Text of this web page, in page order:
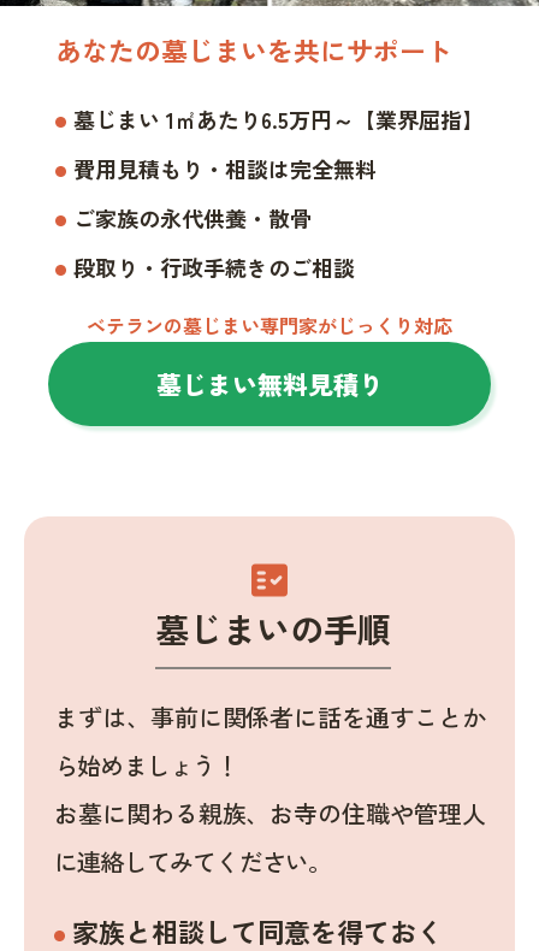
あなたの墓じまいを共にサポート
墓じまい 1㎡あたり6.5万円～【業界屈指】
費用見積もり・相談は完全無料
ご家族の永代供養・散骨
段取り・行政手続きのご相談
ベテランの墓じまい専門家がじっくり対応
墓じまい無料見積り
fact_check
墓じまいの手順
まずは、事前に関係者に話を通すことか
ら始めましょう！
お墓に関わる親族、お寺の住職や管理人
に連絡してみてください。
家族と相談して同意を得ておく